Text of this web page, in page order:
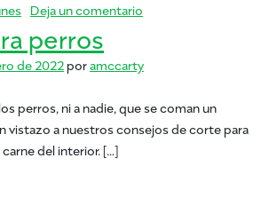
Deja un comentario
perros
de 2022poramccarty
perros, ni a nadie, que se coman un
vistazo a nuestros consejos de corte para
del interior. […]